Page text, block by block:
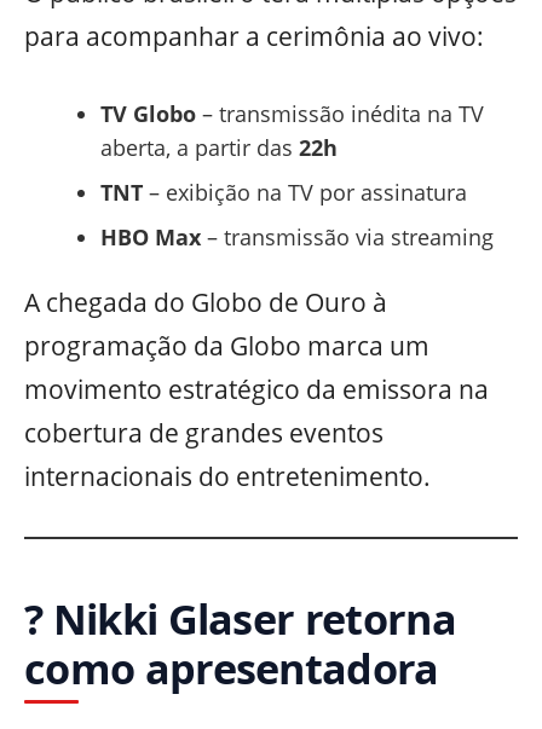
para acompanhar a cerimônia ao vivo:
TV Globo– transmissão inédita na TV
aberta, a partir das 22h
TNT– exibição na TV por assinatura
HBO Max– transmissão via streaming
A chegada do Globo de Ouro à
programação da Globo marca um
movimento estratégico da emissora na
cobertura de grandes eventos
internacionais do entretenimento.
? Nikki Glaser retorna
como apresentadora